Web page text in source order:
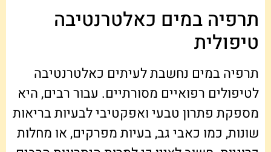
תרפיה במים כאלטרנטיבה
טיפולית
תרפיה במים נחשבת לעיתים כאלטרנטיבה
לטיפולים רפואיים מסורתיים. עבור רבים, היא
מספקת פתרון טבעי ואפקטיבי לבעיות בריאות
שונות, כמו כאבי גב, בעיות מפרקים, או מחלות